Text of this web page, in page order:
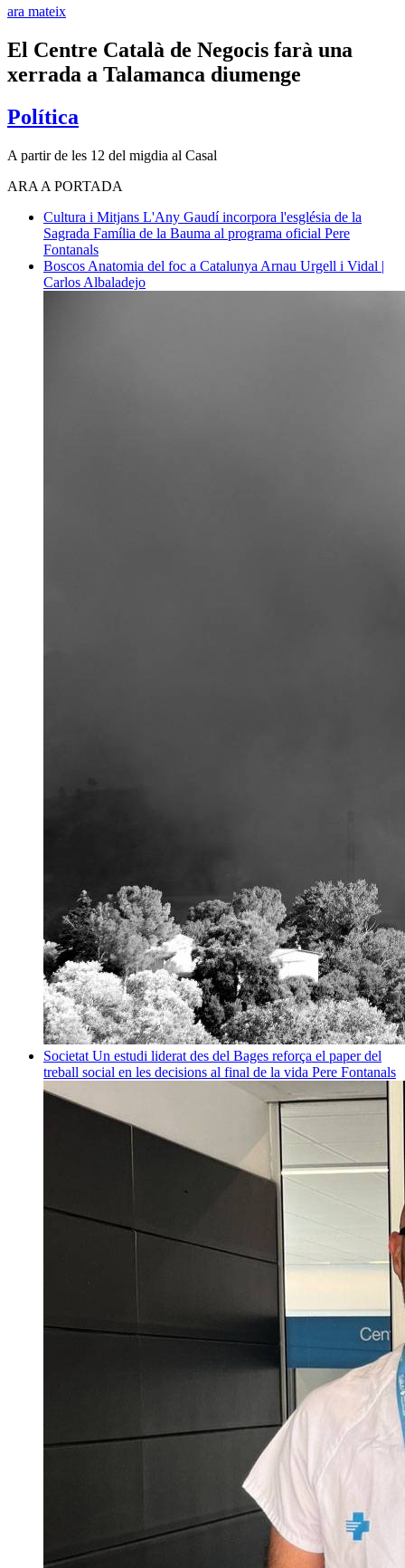
ara mateix
El Centre Català de Negocis farà una
xerrada a Talamanca diumenge
Política
A partir de les 12 del migdia al Casal
ARA A PORTADA
Cultura i Mitjans L'Any Gaudí incorpora l'església de la
Sagrada Família de la Bauma al programa oficial Pere
Fontanals
Boscos Anatomia del foc a Catalunya Arnau Urgell i Vidal |
Carlos Albaladejo
Societat Un estudi liderat des del Bages reforça el paper del
treball social en les decisions al final de la vida Pere Fontanals